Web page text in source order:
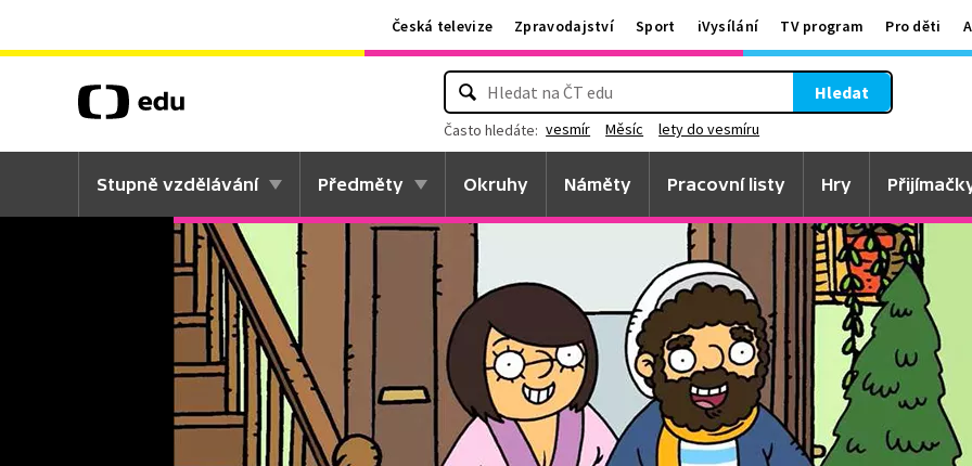
Česká televize Zpravodajství Sport iVysílání TV program Pro děti
Hledat
Často hledáte: vesmír Měsíc lety do vesmíru
Stupně vzdělávání Předměty Okruhy Náměty Pracovní listy Hry